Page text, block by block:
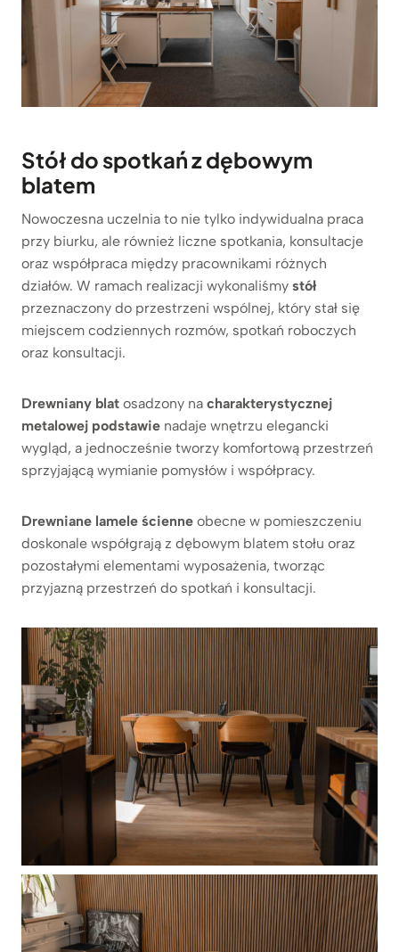
Stół do spotkań z dębowym
blatem
Nowoczesna uczelnia to nie tylko indywidualna praca
przy biurku, ale również liczne spotkania, konsultacje
oraz współpraca między pracownikami różnych
działów. W ramach realizacji wykonaliśmy stół
przeznaczony do przestrzeni wspólnej, który stał się
miejscem codziennych rozmów, spotkań roboczych
oraz konsultacji.
Drewniany blat osadzony na charakterystycznej
metalowej podstawie nadaje wnętrzu elegancki
wygląd, a jednocześnie tworzy komfortową przestrzeń
sprzyjającą wymianie pomysłów i współpracy.
Drewniane lamele ścienne obecne w pomieszczeniu
doskonale współgrają z dębowym blatem stołu oraz
pozostałymi elementami wyposażenia, tworząc
przyjazną przestrzeń do spotkań i konsultacji.